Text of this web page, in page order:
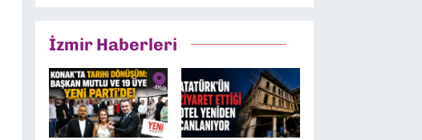
İzmir Haberleri